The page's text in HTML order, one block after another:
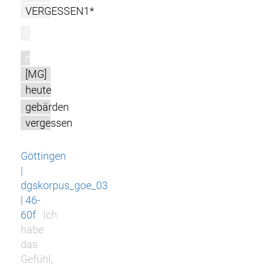
VERGESSEN1*
m
[MG]
heute
gebärden
vergessen
Göttingen
|
dgskorpus_goe_03
| 46-
60f
Ich
habe
das
Gefühl,